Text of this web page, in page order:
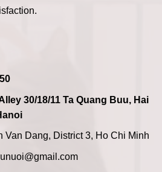
30/18/11 Ta Quang Buu, Hai
Van Dang, District 3, Ho Chi Minh